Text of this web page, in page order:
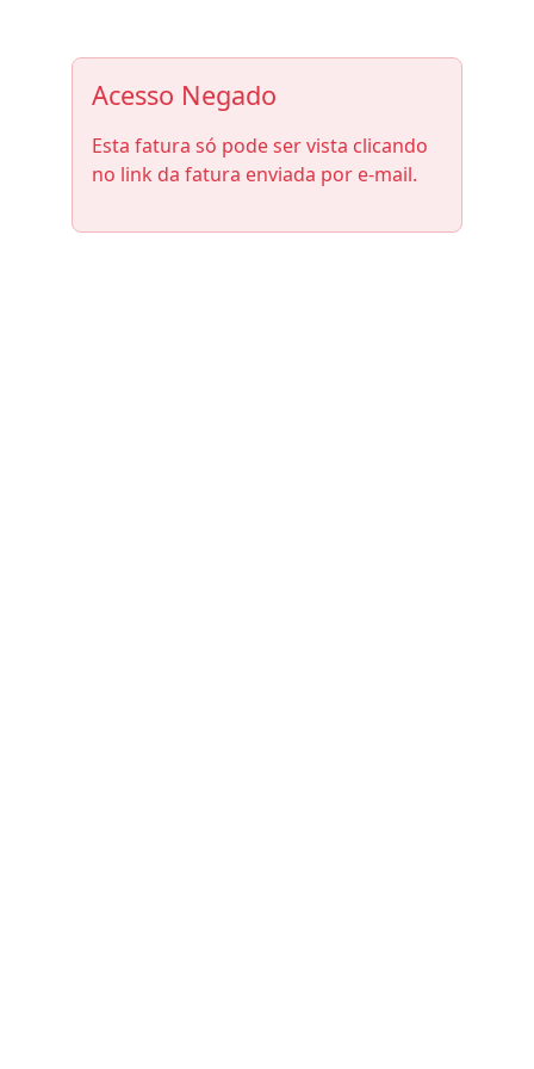
Acesso Negado
Esta fatura só pode ser vista clicando
no link da fatura enviada por e-mail.